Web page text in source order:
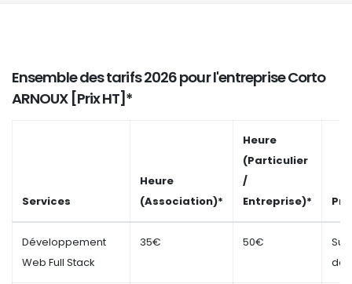
Ensemble des tarifs 2026 pour l'entreprise Corto
ARNOUX [Prix HT]*
Services
Heure
(Association)*
Heure
(Particulier
/
Entreprise)*
Développement
Web Full Stack
35€ 50€
Sur